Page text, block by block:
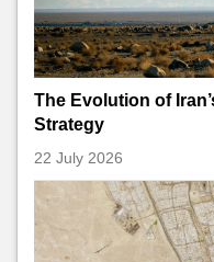
The Evolution of
Strategy
22 July 2026